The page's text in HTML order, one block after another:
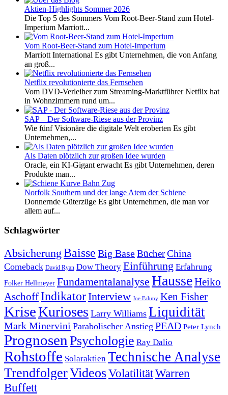
Aktien-Highlights Sommer 2026
Die Top 5 des Sommers Vom Root-Beer-Stand zum Hotel-
Imperium Marriott...
Vom Root-Beer-Stand zum Hotel-Imperium
Marriott International Es gibt Unternehmen, die von Anfang
an groß...
Netflix revolutionierte das Fernsehen
Vom DVD-Verleiher zum Streaming-Marktführer Netflix hat
in Wohnzimmern rund um...
SAP – Der Software-Riese aus der Provinz
Wie fünf Visionäre die digitale Welt eroberten Es gibt
Unternehmen,...
Als Daten plötzlich zur großen Idee wurden
Oracle, ein KI-Gigant erwacht Es gibt Unternehmen, deren
Produkte man...
Norfolk Southern und der lange Atem der Schiene
Donnernde Güterzüge Es gibt Unternehmen, die man vor
allem auf...
Schlagwörter
Absicherung Baisse Big BaseBücherChina
Comeback David Ryan Dow Theory Einführung Erfahrung
Folker Hellmeyer Fundamentalanalyse HausseHeiko
Aschoff IndikatorInterview Joe Fahmy Ken Fisher
KriseKurioses Larry Williams Liquidität
Mark Minervini Parabolischer Anstieg PEAD Peter Lynch
Prognosen Psychologie Ray Dalio
Rohstoffe Solaraktien Technische Analyse
TrendfolgerVideosVolatilitätWarren
Buffett